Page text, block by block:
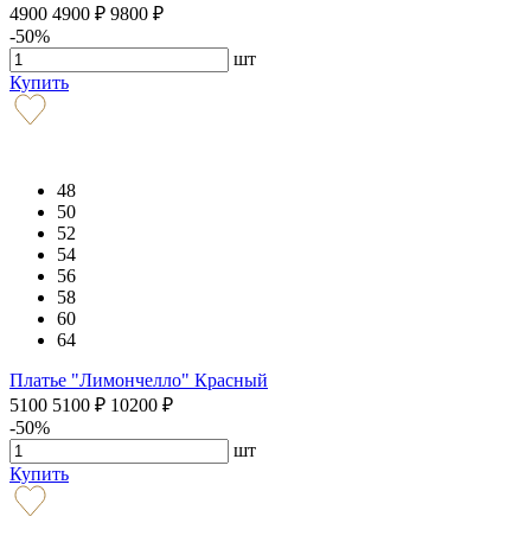
4900 4900 ₽ 9800 ₽
-50%
шт
Купить
48
50
52
54
56
58
60
64
Платье "Лимончелло" Красный
5100 5100 ₽ 10200 ₽
-50%
шт
Купить